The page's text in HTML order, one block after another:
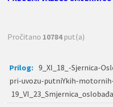
Pročitano 10784put(a)
Prilog: 9_XI_18_-Sjernica-
pri-uvozu-putniYkih-